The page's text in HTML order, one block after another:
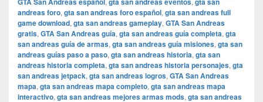
andreas foro, gta san andreas foro español, gta san andreas full
game download, gta san andreas gameplay, GTA San Andreas
gratis, GTA San Andreas guía, gta san andreas guía completa, gta
san andreas guía de armas, gta san andreas guía misiones, gta san
andreas guías paso a paso, gta san andreas historia, gta san
andreas historia completa, gta san andreas historia personajes, gta
san andreas jetpack, gta san andreas logros, GTA San Andreas
mapa, gta san andreas mapa completo, gta san andreas mapa
interactivo, gta san andreas mejores armas mods, gta san andreas